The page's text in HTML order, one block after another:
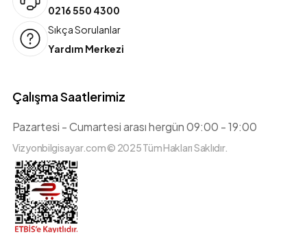
0216 550 4300
Sıkça Sorulanlar
Yardım Merkezi
Çalışma Saatlerimiz
Pazartesi - Cumartesi arası hergün 09:00 - 19:00
Vizyonbilgisayar.com © 2025 Tüm Hakları Saklıdır.